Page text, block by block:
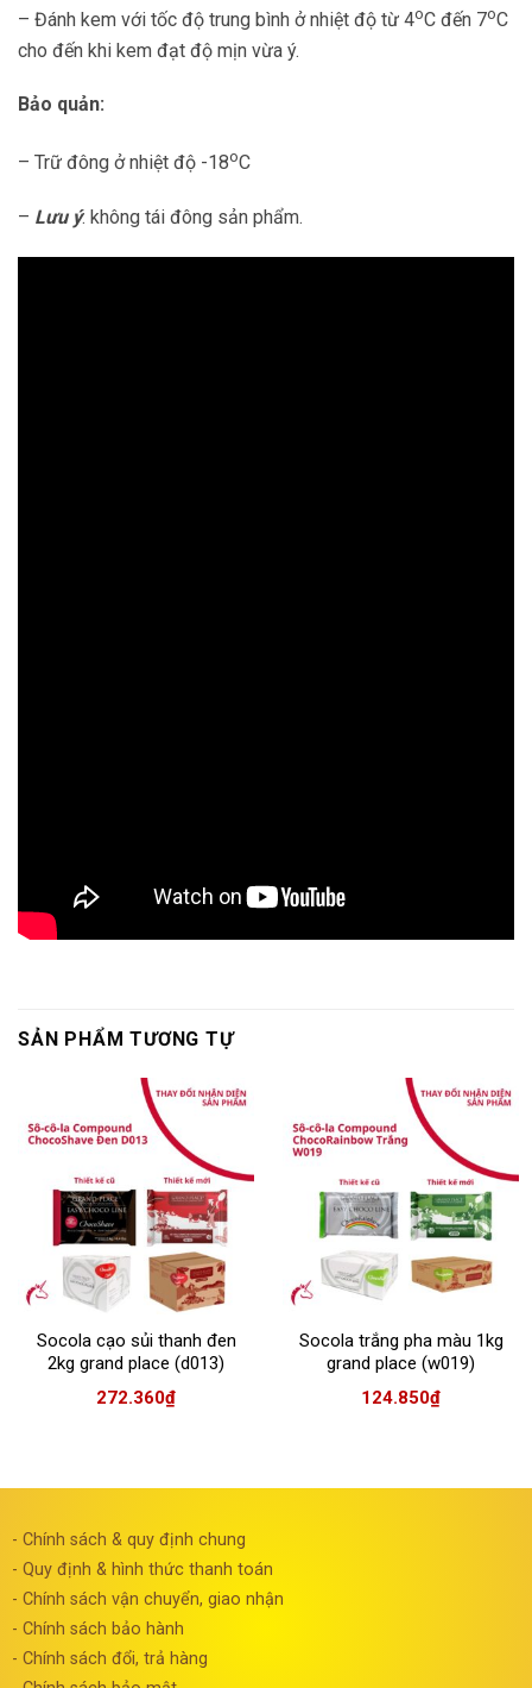
– Đánh kem với tốc độ trung bình ở nhiệt độ từ 4oC đến 7oC
cho đến khi kem đạt độ mịn vừa ý.
Bảo quản:
– Trữ đông ở nhiệt độ -18oC
– Lưu ý: không tái đông sản phẩm.
SẢN PHẨM TƯƠNG TỰ
Socola cạo sủi thanh đen
2kg grand place (d013)
272.360₫
Socola trắng pha màu 1kg
grand place (w019)
124.850₫
- Chính sách & quy định chung
- Quy định & hình thức thanh toán
- Chính sách vận chuyển, giao nhận
- Chính sách bảo hành
- Chính sách đổi, trả hàng